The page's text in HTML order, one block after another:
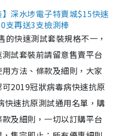
深水埗電子特賣城$15快速
支再送3支檢測棒
快速測試套裝規格不一，
試套裝前請留意售賣平台
方法、條款及細則，大家
2019冠狀病毒病快速抗原
快速抗原測試通用名單，購
及細則，一切以訂購平台